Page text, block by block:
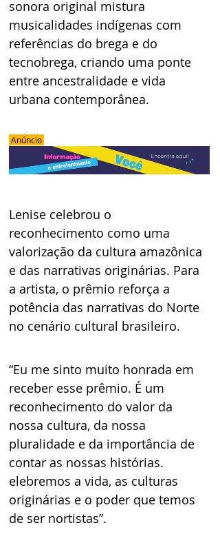
sonora original mistura
musicalidades indígenas com
referências do brega e do
tecnobrega, criando uma ponte
entre ancestralidade e vida
urbana contemporânea.
Anúncio
Lenise celebrou o
reconhecimento como uma
valorização da cultura amazônica
e das narrativas originárias. Para
a artista, o prêmio reforça a
potência das narrativas do Norte
no cenário cultural brasileiro.
“Eu me sinto muito honrada em
receber esse prêmio. É um
reconhecimento do valor da
nossa cultura, da nossa
pluralidade e da importância de
contar as nossas histórias.
elebremos a vida, as culturas
originárias e o poder que temos
de ser nortistas”.